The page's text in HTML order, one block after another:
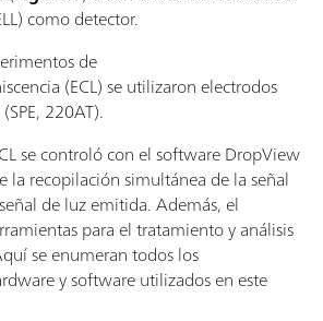
como detector.
de
(ECL) se utilizaron electrodos
220AT).
se controló con el software DropView
la recopilación simultánea de la señal
de luz emitida. Además, el
para el tratamiento y análisis
se enumeran todos los
y software utilizados en este